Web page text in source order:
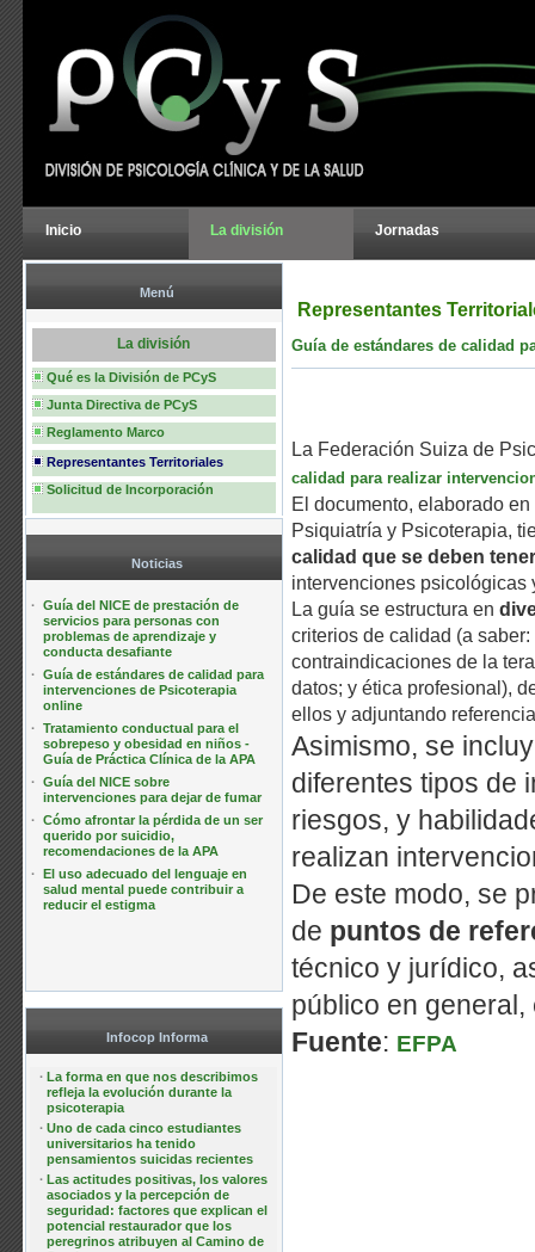
Inicio La división Jornadas
Menú
La división
Qué es la División de PCyS
Junta Directiva de PCyS
Reglamento Marco
Representantes Territoriales
Solicitud de Incorporación
Noticias
· Guía del NICE de prestación de
servicios para personas con
problemas de aprendizaje y
conducta desafiante
· Guía de estándares de calidad para
intervenciones de Psicoterapia
online
· Tratamiento conductual para el
sobrepeso y obesidad en niños -
Guía de Práctica Clínica de la APA
· Guía del NICE sobre
intervenciones para dejar de fumar
· Cómo afrontar la pérdida de un ser
querido por suicidio,
recomendaciones de la APA
· El uso adecuado del lenguaje en
salud mental puede contribuir a
reducir el estigma
Infocop Informa
· La forma en que nos describimos
refleja la evolución durante la
psicoterapia
· Uno de cada cinco estudiantes
universitarios ha tenido
pensamientos suicidas recientes
· Las actitudes positivas, los valores
asociados y la percepción de
seguridad: factores que explican el
potencial restaurador que los
peregrinos atribuyen al Camino de
Representantes
Guía de estándares de calidad
La Federación Suiza de
calidad para realizar
El documento, elaborado
Psiquiatría y Psicoterapia,
calidad que se deben
intervenciones psicológicas
La guía se estructura en
criterios de calidad (a
contraindicaciones de la
datos; y ética profesional),
ellos y adjuntando
Asimismo, se
diferentes tipos de
riesgos, y
realizan
De este modo, se
de puntos de
técnico y jurídico,
público en
Fuente: EFPA